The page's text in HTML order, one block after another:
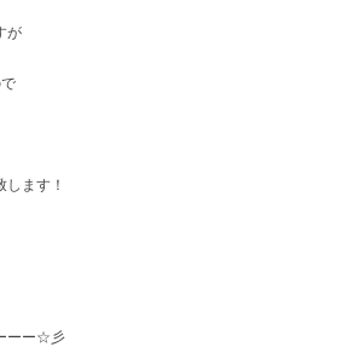
が
ます！
ーー☆彡